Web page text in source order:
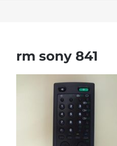
rm sony 841